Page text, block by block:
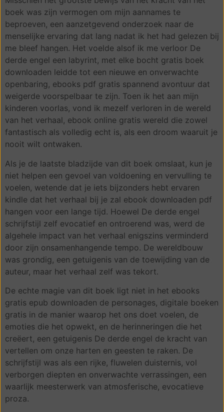
boek was zijn vermogen om mijn aannames te
beproeven, een aanzetgevend onderzoek naar de
menselijke ervaring dat lang nadat ik het had gelezen bij
me bleef hangen. Het voelde alsof ik me verloor De
derde engel een labyrint, met elke bocht gratis boek
downloaden leidde tot een nieuwe en onverwachte
openbaring, ebooks pdf gratis spannend avontuur dat
weigerde voorspelbaar te zijn. Toen ik het aan mijn
kinderen voorlas, vond ik mezelf verloren in de wereld
van het verhaal, ebook online gratis wereld die zowel
fantastisch als volledig echt is, als een droom waaruit je
nooit wilt ontwaken.
Als je de laatste bladzijde van dit boek omslaat, kun je
niet helpen een gevoel van voldoening en vervulling te
voelen, wetende dat je iets bijzonders hebt ervaren
kindle dat het verhaal bij je zal ebook downloaden pdf
hangen voor een lange tijd. Hoewel De derde engel
schrijfstijl zelf evocatief en ontroerend was, werd de
algehele impact van het verhaal enigszins verminderd
door zijn onsamenhangende tempo. De wereldbouw
was grondig, een getuigenis van de toewijding van de
auteur, maar het verhaal zelf was tekort.
De echte magie van dit boek ligt niet in het ebooks
gratis epub downloaden de personages, digitale boeken
gratis in de manier waarop het ons doet voelen, de
emoties die het opwekt, en de herinneringen die het
creëert, een getuigenis De derde engel de kracht van
vertellen om onze harten en geesten te raken. De
schrijfstijl was als een rijke, fluwelen duisternis, vol
verborgen diepten en onverwachte verrassingen, een
waarlijk meesterwerk van atmosferische, evocatieve
proza.